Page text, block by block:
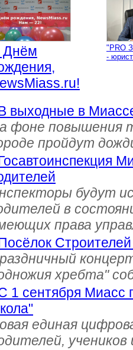
"PRO
-
выходные в
фоне повышения
пройдут
будут
в
права
хребта"
1 сентября Миасс
единая
учеников